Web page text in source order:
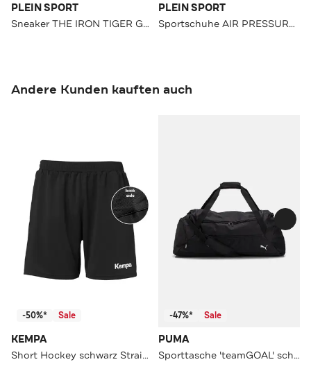
PLEIN SPORT
Sneaker THE IRON TIGER GEN.X.2 01 | white
PLEIN SPORT
Sportschuhe AIR PRESSURE //GEN.X.4 white
Andere Kunden kauften auch
-50%* Sale
KEMPA
Short Hockey schwarz Straight
-47%* Sale
PUMA
Sporttasche 'teamGOAL' schwarz